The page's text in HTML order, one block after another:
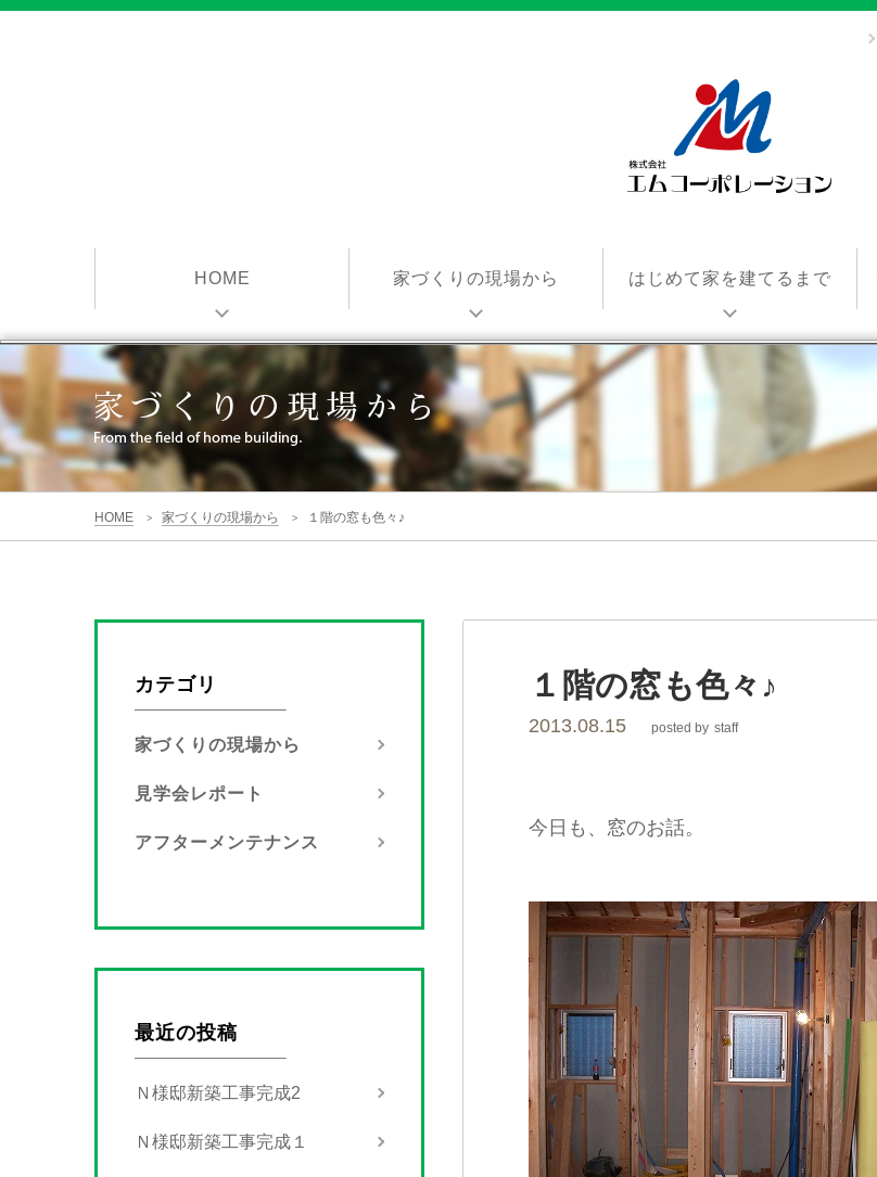
コ
ー
ポ
シ
ョ
ン
HOME 家づくりの現場から はじめて家を建てるまで
HOME > 家づくりの現場から > １階の窓も色々♪
１階の窓も色々♪
2013.08.15 posted by staff
今日も、窓のお話。
カテゴリ
家づくりの現場から
見学会レポート
アフターメンテナンス
最近の投稿
Ｎ様邸新築工事完成2
Ｎ様邸新築工事完成１